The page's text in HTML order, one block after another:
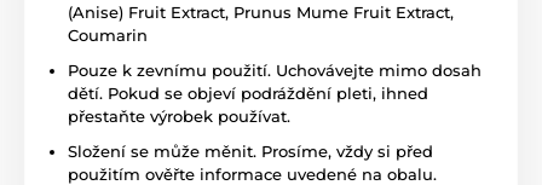
(Anise) Fruit Extract, Prunus Mume Fruit Extract,
Coumarin
Pouze k zevnímu použití. Uchovávejte mimo dosah
dětí. Pokud se objeví podráždění pleti, ihned
přestaňte výrobek používat.
Složení se může měnit. Prosíme, vždy si před
použitím ověřte informace uvedené na obalu.